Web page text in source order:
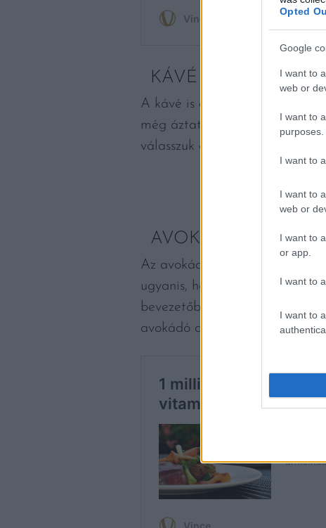
Opted
Google
I want to
web or
I want to
purposes.
I want to
I want to
web or
I want to
or app.
I want to
I want to
KÁVÉ
A kávé is gyümölcs, ráadásul
még áztatnunk, szárítanunk,
válasszuk a coffea arabicát.
AVOKÁDÓ
Az avokádó is gyümölcsök
ugyanis, ha szárba is
bevezetőben említett cikk a
avokádó a növényünkön.